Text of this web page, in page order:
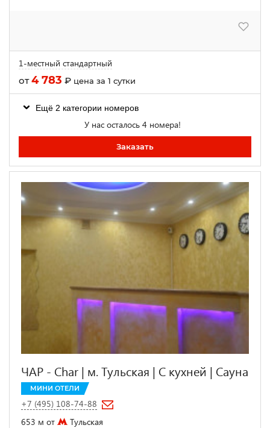
1-местный стандартный
от4 783 ₽ цена за 1 сутки
Ещё 2 категории номеров
У нас осталось 4 номера!
Заказать
ЧАР - Сhar | м. Тульская | С кухней | Сауна
МИНИ ОТЕЛИ
+7 (495) 108-74-88
653 м от
Тульская